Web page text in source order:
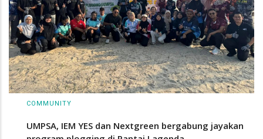
COMMUNITY
UMPSA, IEM YES dan Nextgreen bergabung jayakan